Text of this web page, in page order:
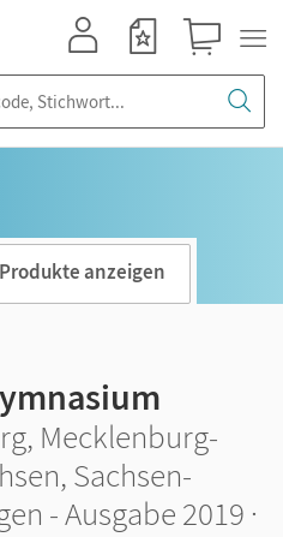
anzeigen
Mecklenburg-
Sachsen-
- Ausgabe 2019 ·